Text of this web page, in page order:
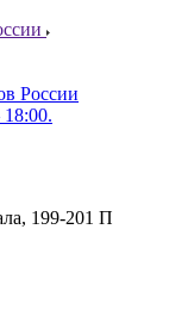
России
199-201 П